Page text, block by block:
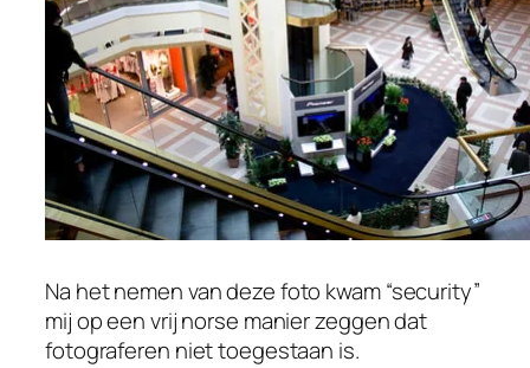
Na het nemen van deze foto kwam “security”
mij op een vrij norse manier zeggen dat
fotograferen niet toegestaan is.